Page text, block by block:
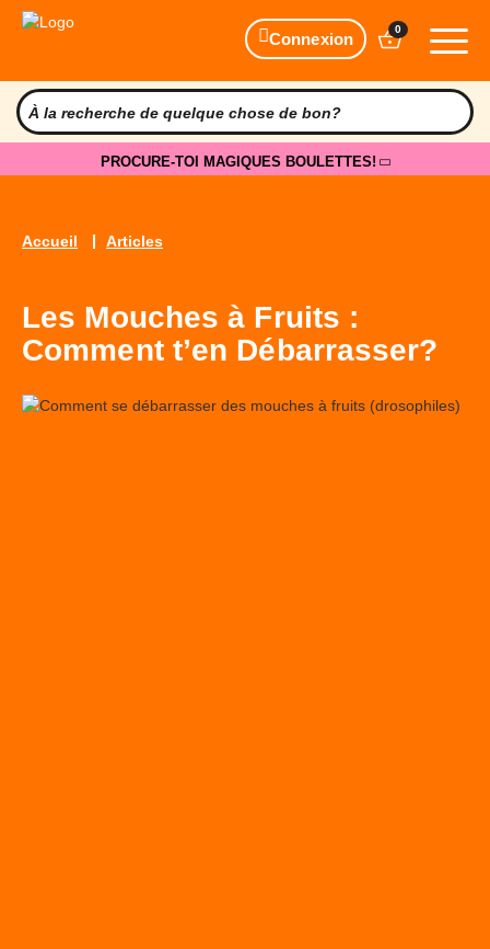
Connexion
0
PROCURE-TOI MAGIQUES BOULETTES!
Accueil Articles
Les Mouches à Fruits :
Comment t’en Débarrasser?